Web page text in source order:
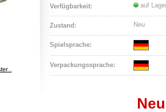
Verfügbarkeit: auf
Zustand: Neu
Spielsprache:
Verpackungssprache:
Neu